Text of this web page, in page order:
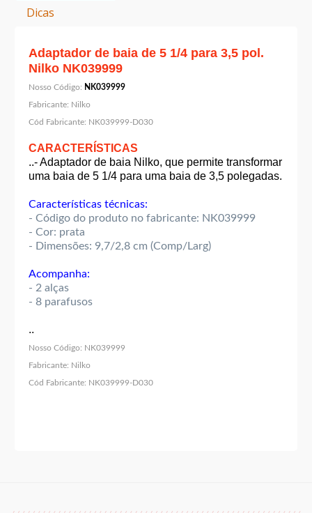
Dicas
Adaptador de baia de 5 1/4 para 3,5 pol.
Nilko NK039999
Nosso Código: NK039999
Fabricante: Nilko
Cód Fabricante: NK039999-D030
CARACTERÍSTICAS
..- Adaptador de baia Nilko, que permite transformar
uma baia de 5 1/4 para uma baia de 3,5 polegadas.
Características técnicas:
- Código do produto no fabricante: NK039999
- Cor: prata
- Dimensões: 9,7/2,8 cm (Comp/Larg)
Acompanha:
- 2 alças
- 8 parafusos
..
Nosso Código: NK039999
Fabricante: Nilko
Cód Fabricante: NK039999-D030